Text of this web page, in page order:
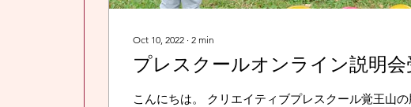
Oct 10, 2022 ∙ 2 min
プレスクールオンライン説明会
こんにちは。 クリエイティブプレスクール覚王山